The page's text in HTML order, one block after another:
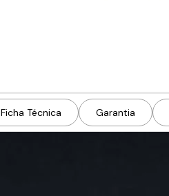
Ficha Técnica Garantia